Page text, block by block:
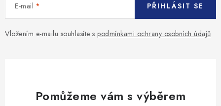
E-mail
Vložením e-mailu souhlasíte s podmínkami ochrany osobních údajů
PŘIHLÁSIT SE
Pomůžeme vám s výběrem